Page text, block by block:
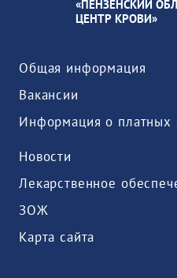
«ПЕНЗЕНСКИЙ
ЦЕНТР КРОВИ»
Общая информация
Вакансии
Новости
Лекарственное
ЗОЖ
Карта сайта